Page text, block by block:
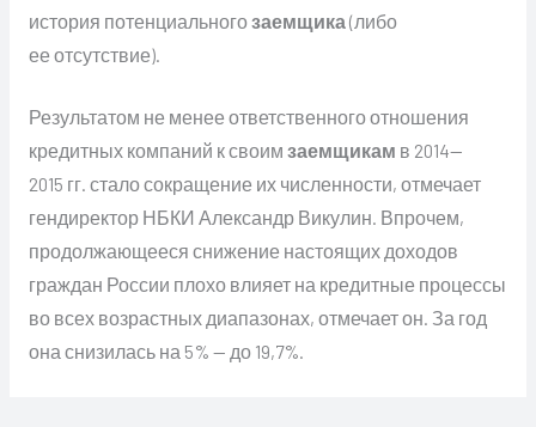
история потенциальногозаемщика (либо
ее отсутствие).
Результатом не менее ответственного отношения
кредитных компаний к своим заемщикам в 2014—
2015 гг. стало сокращение их численности, отмечает
гендиректор НБКИ Александр Викулин. Впрочем,
продолжающееся снижение настоящих доходов
граждан России плохо влияет на кредитные процессы
во всех возрастных диапазонах, отмечает он. За год
она снизилась на 5% — до 19,7%.